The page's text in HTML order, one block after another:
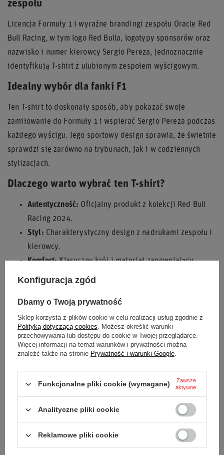
zespołu
Licencja Formuły 1 i wyraźne brandingi zespołu Oracle Red
Bull Racing, w tym logo Red Bulla, logotypy sponsorów oraz
nazwisko i numer kierowcy Sergio Pereza, jednoznacznie
identyfikują T-shirt z ulubionym zespołem wyścigowym.
Idealny wybór dla fanki F1
Ten T-shirt to doskonały sposób, aby pokazać swoje
zamiłowanie do Formuły 1 i wspierać Sergio Pereza podczas
każdego wyścigu. Jego sportowy design sprawia, że świetnie
sprawdzi się zarówno na trybunach, jak i w codziennych
stylizacjach.
Dlaczego warto wybrać ten T-shirt?
Autentyczność: Oficjalny produkt z kolekcji Red Bull
Racing 2024.
Styl: Charakterystyczny design z nadrukami zespołu i
kierowcy.
Komfort:Klasyczny krój i materiał zapewniający
wygodę.
zespołowi.
Poczuj emocje Formuły 1 z T-shirtem damskim Sergio Perez
Team Red Bull Racing 2024!
Kategoria Koszulki t-shirt
Kolor Granatowy
Konfiguracja zgód
Dbamy o Twoją prywatność
Sklep korzysta z plików cookie w celu realizacji usług zgodnie z
Polityką dotyczącą cookies. Możesz określić warunki
przechowywania lub dostępu do cookie w Twojej przeglądarce.
Więcej informacji na temat warunków i prywatności można
znaleźć także na stronie Prywatność i warunki Google.
Funkcjonalne pliki cookie (wymagane)
Zawsze
aktywne
Analityczne pliki cookie
Reklamowe pliki cookie